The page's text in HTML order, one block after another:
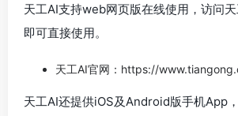
天工AI支持web网页版在线使用，访问
即可直接使用。
天工AI官网： https://
天工AI还提供iOS及Android版手机App